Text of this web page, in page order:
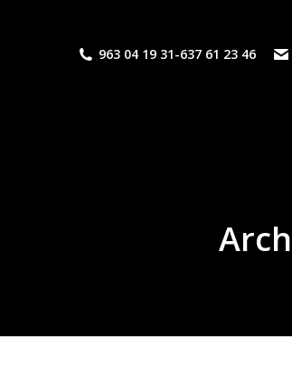
963 04 19 31-637 61 23 46